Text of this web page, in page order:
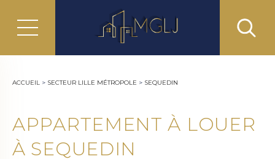
ACCUEIL > SECTEUR LILLE MÉTROPOLE > SEQUEDIN
APPARTEMENT À LOUER
À SEQUEDIN